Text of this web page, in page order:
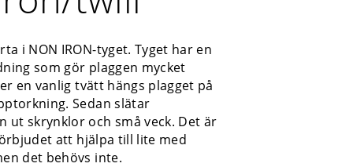
i NON IRON-tyget. Tyget har en
som gör plaggen mycket
en vanlig tvätt hängs plagget på
Sedan slätar
ut skrynklor och små veck. Det är
att hjälpa till lite med
det behövs inte.